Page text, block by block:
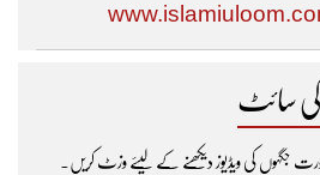
کی سائٹ
جگہوں کی ویڈیوز دیکھنے کے لیئے وزٹ کریں۔